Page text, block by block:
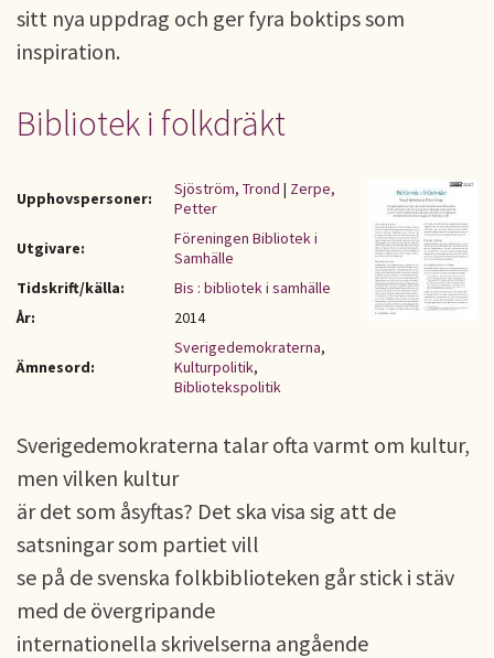
sitt nya uppdrag och ger fyra boktips som
inspiration.
Bibliotek i folkdräkt
Upphovspersoner: Sjöström, Trond | Zerpe,
Petter
Utgivare:
Föreningen Bibliotek i
Samhälle
Tidskrift/källa:
Bis : bibliotek i samhälle
År:
2014
Ämnesord:
Sverigedemokraterna,
Kulturpolitik,
Bibliotekspolitik
Sverigedemokraterna talar ofta varmt om kultur,
men vilken kultur
är det som åsyftas? Det ska visa sig att de
satsningar som partiet vill
se på de svenska folkbiblioteken går stick i stäv
med de övergripande
internationella skrivelserna angående